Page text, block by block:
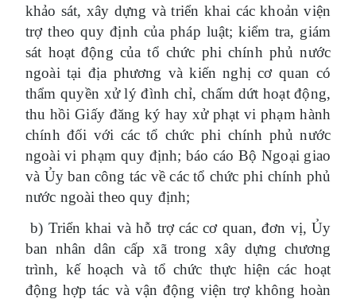
khảo sát, xây dựng và triển khai các khoản viện
trợ theo quy định của pháp luật; kiểm tra, giám
sát hoạt động của tổ chức phi chính phủ nước
ngoài tại địa phương và kiến nghị cơ quan có
thẩm quyền xử lý đình chỉ, chấm dứt hoạt động,
thu hồi Giấy đăng ký hay xử phạt vi phạm hành
chính đối với các tổ chức phi chính phủ nước
ngoài vi phạm quy định; báo cáo Bộ Ngoại giao
và Ủy ban công tác về các tổ chức phi chính phủ
nước ngoài theo quy định;
b) Triển khai và hỗ trợ các cơ quan, đơn vị, Ủy
ban nhân dân cấp xã trong xây dựng chương
trình, kế hoạch và tổ chức thực hiện các hoạt
động hợp tác và vận động viện trợ không hoàn